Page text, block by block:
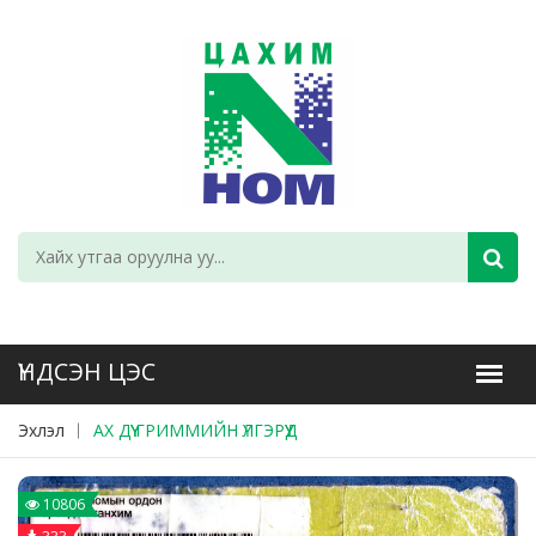
Эхлэл АХ ДҮҮ ГРИММИЙН ҮЛГЭРҮҮД
10806